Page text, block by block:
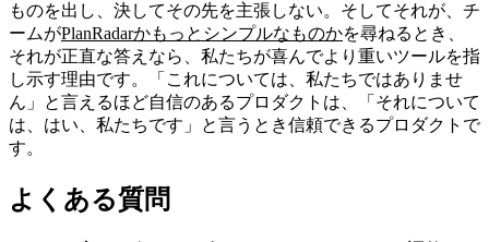
ものを出し、決してその先を主張しない。そしてそれが、チ
ームがPlanRadarかもっとシンプルなものかを尋ねるとき、
それが正直な答えなら、私たちが喜んでより重いツールを指
し示す理由です。「これについては、私たちではありませ
ん」と言えるほど自信のあるプロダクトは、「それについて
は、はい、私たちです」と言うとき信頼できるプロダクトで
す。
よくある質問